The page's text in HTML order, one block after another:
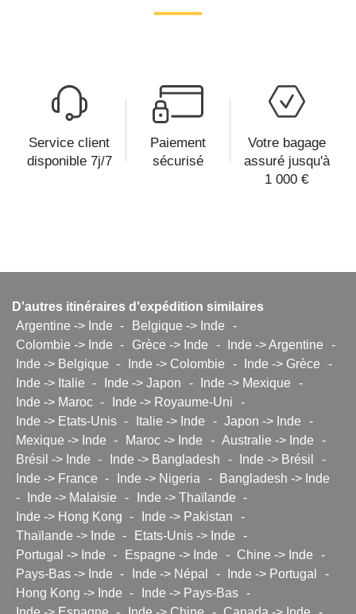
Service client
disponible 7j/7
Paiement
sécurisé
Votre bagage
assuré jusqu'à
1 000 €
D'autres itinéraires d'expédition similaires
Argentine -> Inde
- Belgique -> Inde
-
Colombie -> Inde
- Grèce -> Inde - Inde -> Argentine
-
Inde -> Belgique
- Inde -> Colombie - Inde -> Grèce
-
Inde -> Italie
- Inde -> Japon - Inde -> Mexique
-
Inde -> Maroc - Inde -> Royaume-Uni
-
Inde -> Etats-Unis - Italie -> Inde - Japon -> Inde
-
Mexique -> Inde
- Maroc -> Inde - Australie -> Inde
-
Brésil -> Inde
- Inde -> Bangladesh - Inde -> Brésil
-
Inde -> France
- Inde -> Nigeria -
Bangladesh -> Inde
-
Inde -> Malaisie - Inde -> Thaïlande -
Inde -> Hong Kong
- Inde -> Pakistan
-
Thaïlande -> Inde
- Etats-Unis -> Inde
-
Portugal -> Inde
- Espagne -> Inde - Chine -> Inde
-
Pays-Bas -> Inde
- Inde -> Népal - Inde -> Portugal
-
Hong Kong -> Inde
- Inde -> Pays-Bas -